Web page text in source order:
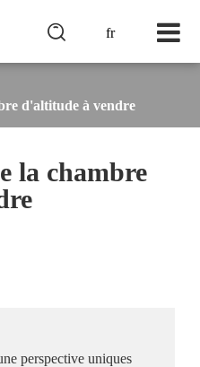
fr

d'altitude à vendre
la chambre
perspective uniques